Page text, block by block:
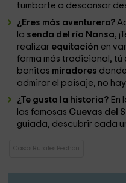
tumbarte a descansar
¿Eres más aventurero?
la senda del río Nansa,
realizar equitación en
forma más tradicional, tú
bonitos miradores
admirar el paisaje, no
¿Te gusta la historia? En
las famosas Cuevas del
guiada, descubrir cada
Casas Rurales Pechon